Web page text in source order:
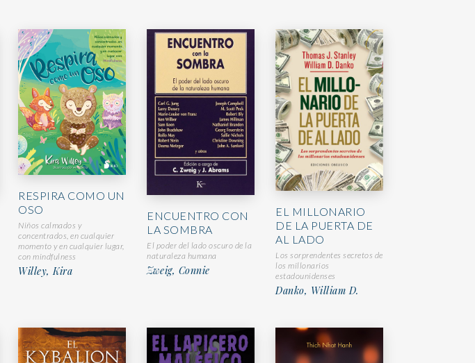
RESPIRA COMO UN
OSO
Niños calmados y
concentrados, en cualquier
momento y en cualquier lugar,
con mindfulness
Willey, Kira
ENCUENTRO CON
LA SOMBRA
El poder del lado oscuro de la
naturaleza humana
Zweig, Connie
EL MILLONARIO
DE LA PUERTA DE
AL LADO
Los sorprendentes secretos de
los millonarios
estadounidenses
Danko, William D.